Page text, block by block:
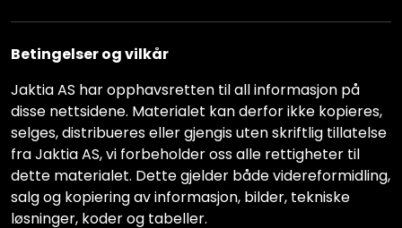
Betingelser og vilkår
Jaktia AS har opphavsretten til all informasjon på
disse nettsidene. Materialet kan derfor ikke kopieres,
selges, distribueres eller gjengis uten skriftlig tillatelse
fra Jaktia AS, vi forbeholder oss alle rettigheter til
dette materialet. Dette gjelder både videreformidling,
salg og kopiering av informasjon, bilder, tekniske
løsninger, koder og tabeller.